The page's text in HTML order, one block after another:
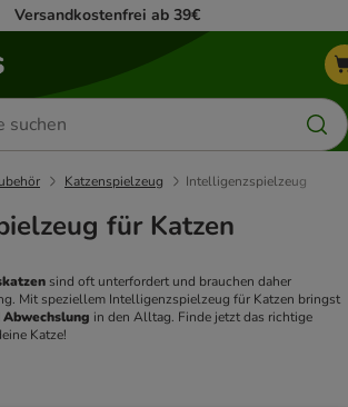
Versandkostenfrei ab 39€
Katzenspielzeug Intelligenzspielzeug
für Katzen
sind oft unterfordert und brauchen daher
Mit speziellem Intelligenzspielzeug für Katzen bringst
Abwechslung in den Alltag. Finde jetzt das richtige
Katze!